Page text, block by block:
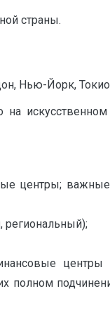
страны.
Нью-Йорк,
центры;
региональный);
центры